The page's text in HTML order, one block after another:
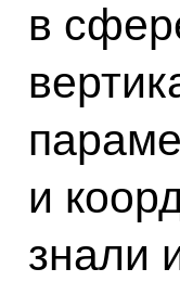
в
и
знали